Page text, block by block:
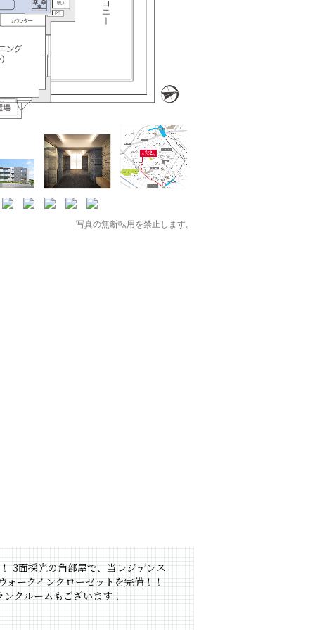
写真の無断転用を禁止します。
3面採光の角部屋で、当レジデンス
ークインクローゼットを完備！！
クルームもございます！